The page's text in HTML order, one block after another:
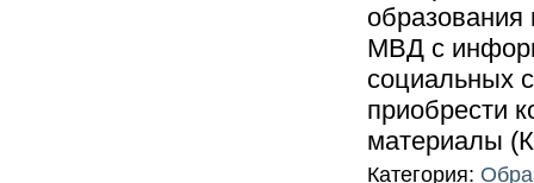
образования
МВД с
социальных
приобрести
материалы
Категория: